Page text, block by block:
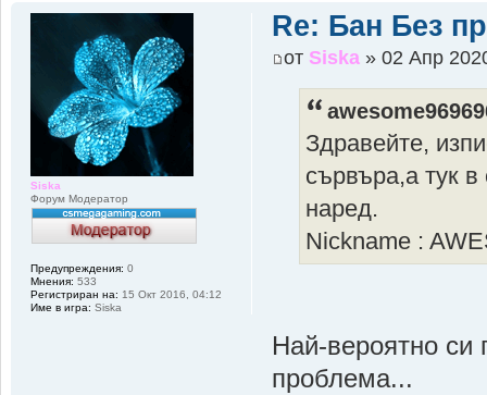
Re: Бан Без
от Siska » 02 Апр
Здравейте,
сървъра,а тук
наред.
Nickname :
Най-вероятно
проблема...
Siska
Форум Модератор
Предупреждения: 0
Мнения: 533
Регистриран на: 15 Окт 2016, 04:12
Име в игра: Siska